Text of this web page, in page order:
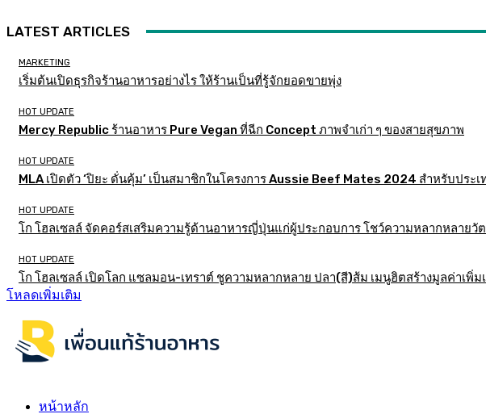
LATEST ARTICLES
MARKETING
เริ่มต้นเปิดธุรกิจร้านอาหารอย่างไร ให้ร้านเป็นที่รู้จักยอดขายพุ่ง
HOT UPDATE
Mercy Republic ร้านอาหาร Pure Vegan ที่ฉีก Concept ภาพจำเก่า ๆ ของสายสุขภาพ
HOT UPDATE
MLA เปิดตัว ‘ปิยะ ดั่นคุ้ม’ เป็นสมาชิกในโครงการ Aussie Beef Mates 2024 สำหรับประเ
HOT UPDATE
โก โฮลเซลล์ จัดคอร์สเสริมความรู้ด้านอาหารญี่ปุ่นแก่ผู้ประกอบการ โชว์ความหลากหลาย
HOT UPDATE
โก โฮลเซลล์ เปิดโลก แซลมอน-เทราต์ ชูความหลากหลาย ปลา(สี)ส้ม เมนูฮิตสร้างมูลค่าเพิ่
โหลดเพิ่มเติม
หน้าหลัก